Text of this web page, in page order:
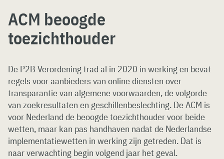
ACM beoogde
toezichthouder
De P2B Verordening trad al in 2020 in werking en bevat
regels voor aanbieders van online diensten over
transparantie van algemene voorwaarden, de volgorde
van zoekresultaten en geschillenbeslechting. De ACM is
voor Nederland de beoogde toezichthouder voor beide
wetten, maar kan pas handhaven nadat de Nederlandse
implementatiewetten in werking zijn getreden. Dat is
naar verwachting begin volgend jaar het geval.